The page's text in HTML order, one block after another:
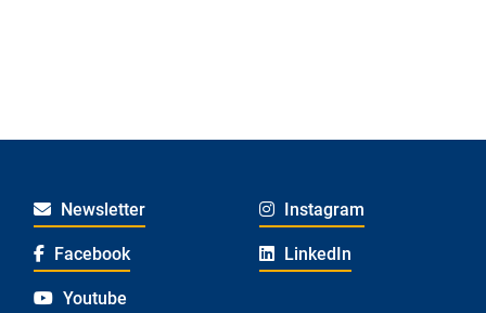
Newsletter Instagram
Facebook LinkedIn
Youtube